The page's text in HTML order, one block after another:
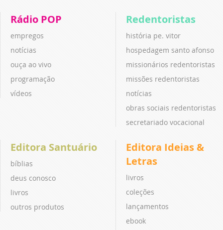
Rádio POP
empregos
notícias
ouça ao vivo
programação
vídeos
Redentoristas
história pe. vitor
hospedagem santo afonso
missionários redentoristas
missões redentoristas
notícias
obras sociais redentoristas
secretariado vocacional
Editora Santuário
bíblias
deus conosco
livros
outros produtos
Editora Ideias &
Letras
livros
coleções
lançamentos
ebook